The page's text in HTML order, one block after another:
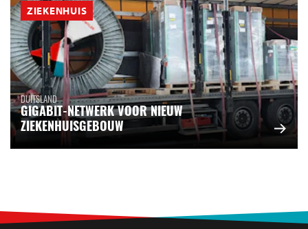
ZIEKENHUIS
DUITSLAND
GIGABIT-NETWERK VOOR NIEUW
ZIEKENHUISGEBOUW